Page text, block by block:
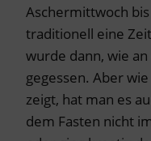
Aschermittwoch
traditionell eine
wurde dann, wie
gegessen. Aber
zeigt, hat man es
dem Fasten nicht